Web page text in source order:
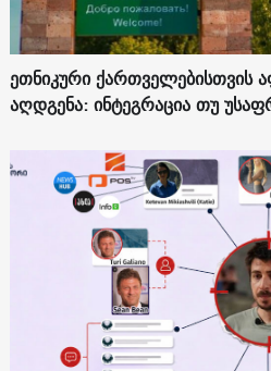
ეთნიკური ქართველებისთვის
აღდგენა: ინტეგრაცია თუ